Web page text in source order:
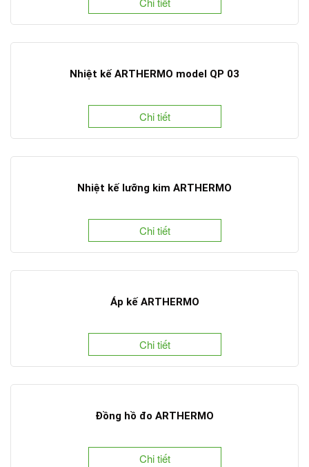
Nhiệt kế ARTHERMO model QP 03
Chi tiết
Nhiệt kế lưỡng kim ARTHERMO
Chi tiết
Áp kế ARTHERMO
Chi tiết
Đồng hồ đo ARTHERMO
Chi tiết